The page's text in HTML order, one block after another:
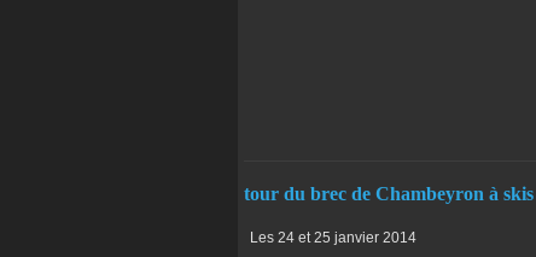
tour du brec de Chambeyron à skis
Les 24 et 25 janvier 2014